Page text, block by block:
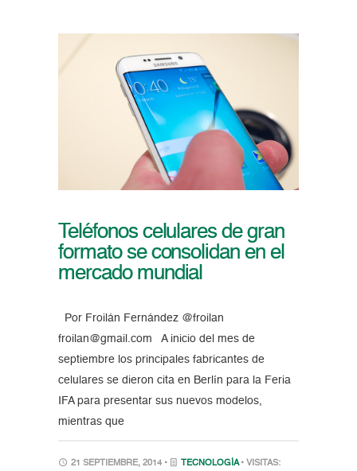
Teléfonos celulares de gran
formato se consolidan en el
mercado mundial
Por Froilán Fernández @froilan
froilan@gmail.com A inicio del mes de
septiembre los principales fabricantes de
celulares se dieron cita en Berlín para la Feria
IFA para presentar sus nuevos modelos,
mientras que
21 SEPTIEMBRE, 2014 • TECNOLOGÍA • VISITAS: